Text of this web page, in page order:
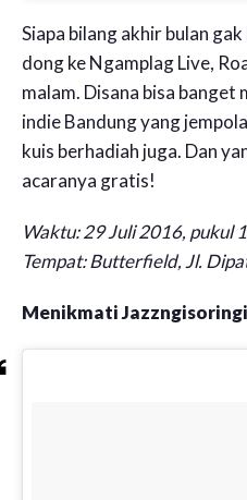
Siapa bilang akhir bulan
dong ke Ngamplag Live,
malam. Disana bisa
indie Bandung yang
kuis berhadiah juga. Dan
acaranya gratis!
Waktu: 29 Juli 2016, pukul
Tempat: Butterfield, Jl.
Menikmati